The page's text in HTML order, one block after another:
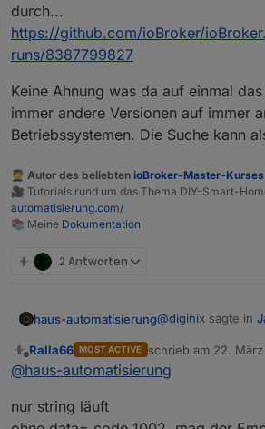
durch...
https://github.com/ioBroker/
runs/8387799827
Keine Ahnung was da auf einmal
immer andere Versionen auf immer
Betriebssystemen. Die Suche kann
🧑‍🎓 Autor des beliebten ioBroker-Master-Kurses
🎥 Tutorials rund um das Thema DIY-Smart-
automatisierung.com/
📚 Meine Dokumentation
2 Antworten
haus-automatisierung@diginix sagte in
Offline
Ralla66 MOST ACTIVE schrieb am 22.
zuletzt editiert von
@haus-automatisierung
nur string läuft